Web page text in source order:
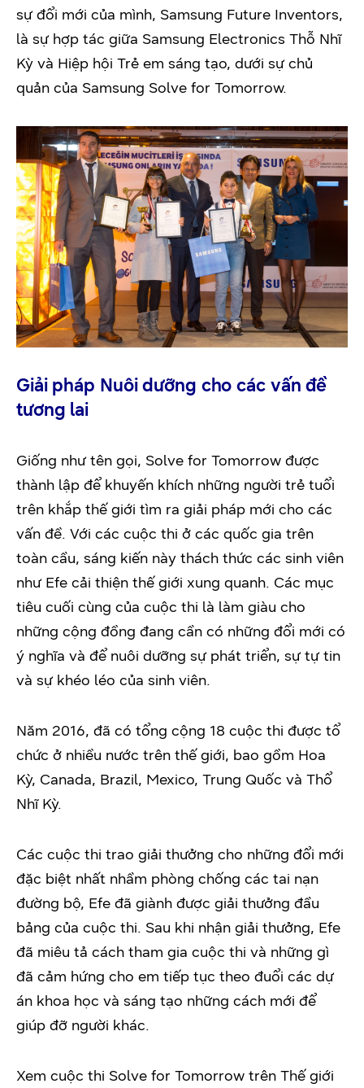
sự đổi mới của mình, Samsung Future Inventors,
là sự hợp tác giữa Samsung Electronics Thỗ Nhĩ
Kỳ và Hiệp hội Trẻ em sáng tạo, dưới sự chủ
quản của Samsung Solve for Tomorrow.
Giải pháp Nuôi dưỡng cho các vấn đề
tương lai
Giống như tên gọi, Solve for Tomorrow được
thành lập để khuyến khích những người trẻ tuổi
trên khắp thế giới tìm ra giải pháp mới cho các
vấn đề. Với các cuộc thi ở các quốc gia trên
toàn cầu, sáng kiến này thách thức các sinh viên
như Efe cải thiện thế giới xung quanh. Các mục
tiêu cuối cùng của cuộc thi là làm giàu cho
những cộng đồng đang cần có những đổi mới có
ý nghĩa và để nuôi dưỡng sự phát triển, sự tự tin
và sự khéo léo của sinh viên.
Năm 2016, đã có tổng cộng 18 cuộc thi được tổ
chức ở nhiều nước trên thế giới, bao gồm Hoa
Kỳ, Canada, Brazil, Mexico, Trung Quốc và Thổ
Nhĩ Kỳ.
Các cuộc thi trao giải thưởng cho những đổi mới
đặc biệt nhất nhầm phòng chống các tai nạn
đường bộ, Efe đã giành được giải thưởng đầu
bảng của cuộc thi. Sau khi nhận giải thưởng, Efe
đã miêu tả cách tham gia cuộc thi và những gì
đã cảm hứng cho em tiếp tục theo đuổi các dự
án khoa học và sáng tạo những cách mới để
giúp đỡ người khác.
Xem cuộc thi Solve for Tomorrow trên Thế giới